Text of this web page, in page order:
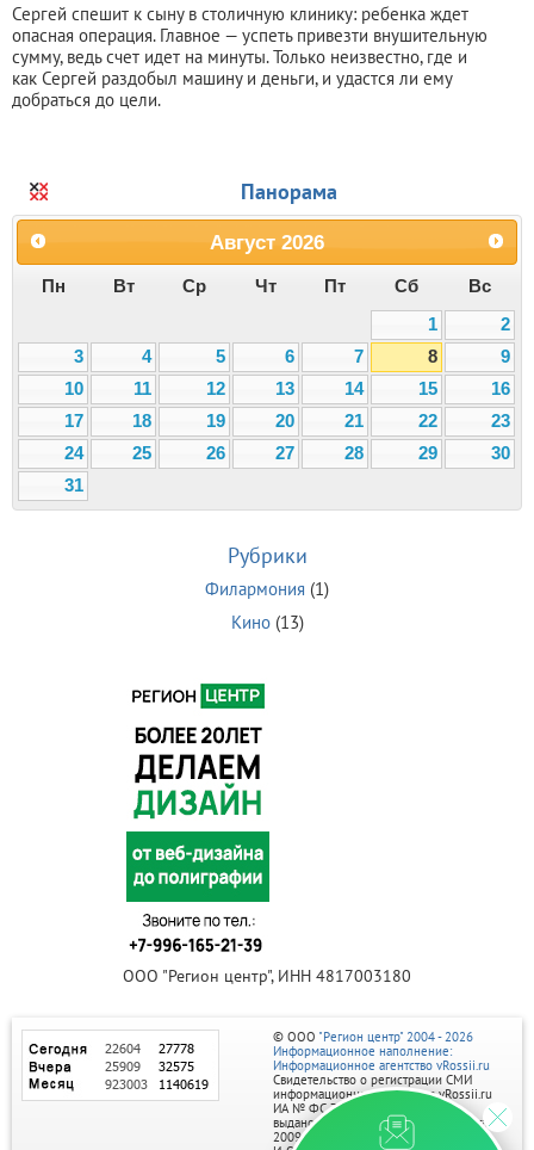
Сергей спешит к сыну в столичную клинику: ребенка ждет
опасная операция. Главное — успеть привезти внушительную
сумму, ведь счет идет на минуты. Только неизвестно, где и
как Сергей раздобыл машину и деньги, и удастся ли ему
добраться до цели.
Панорама
Август 2026
Пн Вт Ср Чт Пт Сб
Вс
1
2
3
4 5 6 7 8
9
10
11 12 13 14 15
16
17
18 19 20 21 22
23
24
25 26 27 28 29
30
31
Рубрики
Филармония (1)
Кино(13)
ООО "Регион центр", ИНН 4817003180
© ООО "Регион центр" 2004 - 2026
Информационное наполнение:
Информационное агентство vRossii.ru
Свидетельство о регистрации СМИ
информационного агентства vRossii.ru
ИА № ФС 77‑35502
выдано РОСКОМНАДЗОРом 04 марта
2009г.